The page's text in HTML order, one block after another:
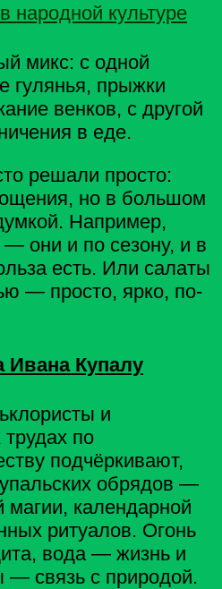
народной культуре
микс: с одной
прыжки
венков, с другой
в еде.
решали просто:
но в большом
Например,
они и по сезону, и в
есть. Или салаты
— просто, ярко, по-
Ивана Купалу
и
по
подчёркивают,
обрядов —
магии, календарной
ритуалов. Огонь
вода — жизнь и
— связь с природой.